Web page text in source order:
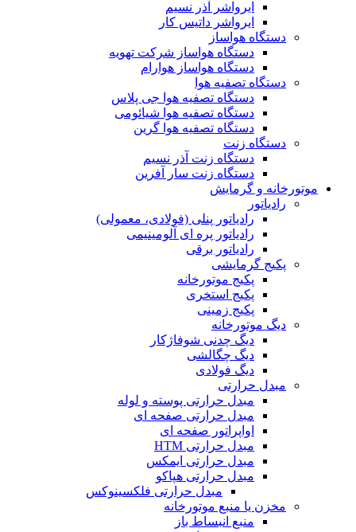
ایرواشر آذر نسیم
ایرواشر داتیس کار
دستگاه هواساز
دستگاه هواساز شرکت تهویه
دستگاه هواساز هوارام
دستگاه تصفیه هوا
دستگاه تصفیه هوا جی پلاس
دستگاه تصفیه هوا شیائومی
دستگاه تصفیه هوا گرین
دستگاه زنت
دستگاه زنت آذر نسیم
دستگاه زنت سار آفرین
موتورخانه و گرمایش
رادیاتور
رادیاتور پنلی (فولادی، معمولی)
رادیاتور پره ای آلومینیمی
رادیاتور برقی
پکیج گرمایشی
پکیج موتورخانه
پکیج استخری
پکیج زمینی
دیگ موتورخانه
دیگ چدنی شوفاژکار
دیگ چگالشی
دیگ فولادی
مبدل حرارتی
مبدل حرارتی پوسته و لوله
مبدل حرارتی صفحه ای
اواپراتور صفحه ای
مبدل حرارتی HTM
مبدل حرارتی ایمکس
مبدل حرارتی هپاکو
مبدل حرارتی فلکسینوکس
مخزن یا منبع موتورخانه
منبع انبساط باز